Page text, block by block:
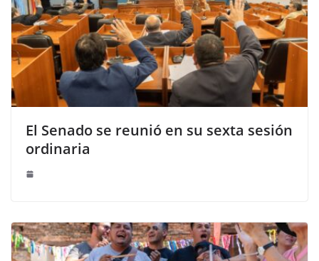
El Senado se reunió en su sexta sesión
ordinaria